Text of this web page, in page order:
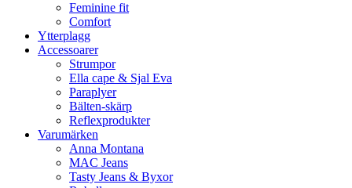
Feminine fit
Comfort
Ytterplagg
Accessoarer
Strumpor
Ella cape & Sjal Eva
Paraplyer
Bälten-skärp
Reflexprodukter
Varumärken
Anna Montana
MAC Jeans
Tasty Jeans & Byxor